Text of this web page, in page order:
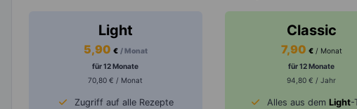
Light
5,90 € / Monat
für 12 Monate
70,80 € / Monat
Zugriff auf alle Rezepte
Classic
7,90 € / Monat
für 12 Monate
94,80 € / Jahr
Alles aus dem Light-